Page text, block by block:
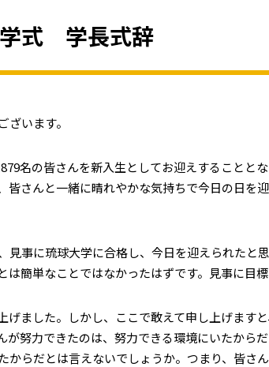
式 学長式辞
います。
名の皆さんを新入生としてお迎えすることと
さんと一緒に晴れやかな気持ちで今日の日を
事に琉球大学に合格し、今日を迎えられたと
簡単なことではなかったはずです。見事に目
ました。しかし、ここで敢えて申し上げます
努力できたのは、努力できる環境にいたから
らだとは言えないでしょうか。つまり、皆さ